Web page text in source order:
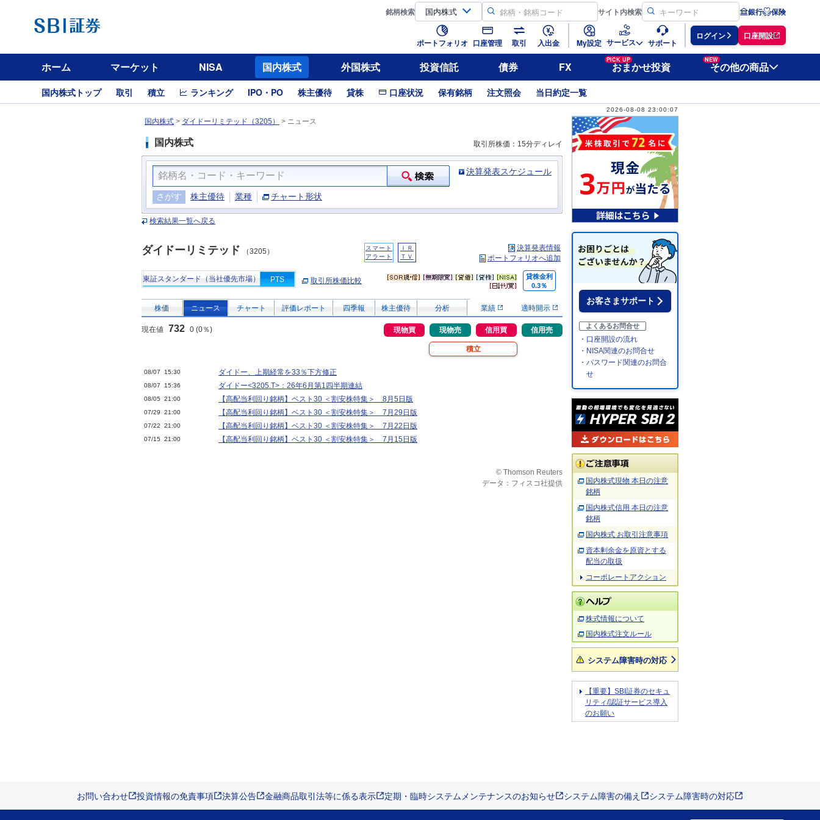
銘柄検索 サイト内検索 銀行 保険
ポートフォリオ 口座管理 取引 入出金 My設定 サービス サポート
ログイン 口座開設
ホーム マーケット NISA 国内株式 外国株式 投資信託 債券 FX
PICK UP
おまかせ投資
NEW
その他の商品
国内株式トップ 取引 積立 ランキング IPO・PO 株主優待 貸株 口座状況 保有銘柄 注文照会 当日約定一覧
2026-08-08 23:00:07
国内株式 > ダイドーリミテッド（3205） > ニュース
国内株式 取引所株価：15分ディレイ
決算発表スケジュール
さがす 株主優待 業種 チャート形状
検索結果一覧へ戻る
ダイドーリミテッド （3205）
スマート
アラート
ＩＲ
ＴＶ
決算発表情報
ポートフォリオへ追加
東証スタンダード（当社優先市場） PTS 取引所株価比較
貸株金利
0.3％
株価 ニュース チャート 評価レポート 四季報 株主優待 分析 業績 適時開示
現在値 732 0 (0％) 現物買 現物売 信用買 信用売
積立
08/07 15:30 ダイドー、上期経常を33％下方修正
08/07 15:36 ダイドー<3205.T>：26年6月第1四半期連結
08/05 21:00 【高配当利回り銘柄】ベスト30 ＜割安株特集＞ 8月5日版
07/29 21:00 【高配当利回り銘柄】ベスト30 ＜割安株特集＞ 7月29日版
07/22 21:00 【高配当利回り銘柄】ベスト30 ＜割安株特集＞ 7月22日版
07/15 21:00 【高配当利回り銘柄】ベスト30 ＜割安株特集＞ 7月15日版
© Thomson Reuters
データ：フィスコ社提供
お客さまサポート
よくあるお問合せ
・口座開設の流れ
・NISA関連のお問合せ
・パスワード関連のお問合
せ
国内株式現物 本日の注意
銘柄
国内株式信用 本日の注意
銘柄
国内株式 お取引注意事項
資本剰余金を原資とする
配当の取扱
コーポレートアクション
株式情報について
国内株式注文ルール
システム障害時の対応
【重要】SBI証券のセキュ
リティ/認証サービス導入
のお願い
お問い合わせ 投資情報の免責事項 決算公告 金融商品取引法等に係る表示 定期・臨時システムメンテナンスのお知らせ システム障害の備え システム障害時の対応